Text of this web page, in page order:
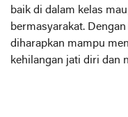
baik di dalam kelas
bermasyarakat.
diharapkan mampu
kehilangan jati diri dan